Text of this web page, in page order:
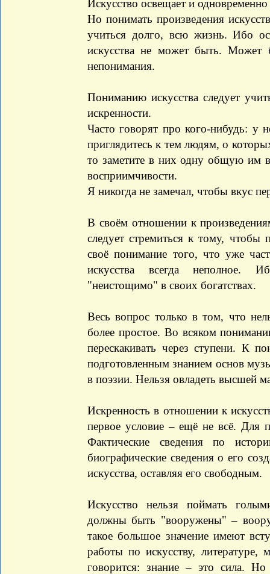
Искусство освещает и
Но понимать произведения
учиться долго, всю жизнь. Ибо
искусства не может быть. Может
непонимания.
Пониманию искусства следует
искренности.
Часто говорят про кого-нибудь: у
приглядитесь к тем людям, о
то заметите в них одну общую им
восприимчивости.
Я никогда не замечал, чтобы вкус
В своём отношении к
следует стремиться к тому,
своё понимание того, что уже
искусства всегда неполное.
"неистощимо" в своих богатствах.
Весь вопрос только в том, что
более простое. Во всяком
перескакивать через ступени. К
подготовленным знанием основ
в поэзии. Нельзя овладеть высшей
Искренность в отношении к
первое условие – ещё не всё. Для
Фактические сведения по
биографические сведения о его
искусства, оставляя его свободным.
Искусство нельзя поймать
должны быть "вооружены" –
такое большое значение имеют
работы по искусству,
говорится: знание – это сила.